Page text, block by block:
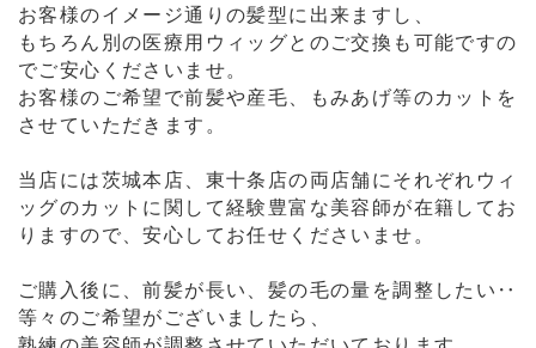
お客様のイメージ通りの髪型に出来ますし、
もちろん別の医療用ウィッグとのご交換も可能ですの
でご安心くださいませ。
お客様のご希望で前髪や産毛、もみあげ等のカットを
させていただきます。
当店には茨城本店、東十条店の両店舗にそれぞれウィ
ッグのカットに関して経験豊富な美容師が在籍してお
りますので、安心してお任せくださいませ。
ご購入後に、前髪が長い、髪の毛の量を調整したい‥
等々のご希望がございましたら、